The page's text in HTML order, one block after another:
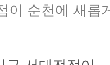
이 순천에 새롭